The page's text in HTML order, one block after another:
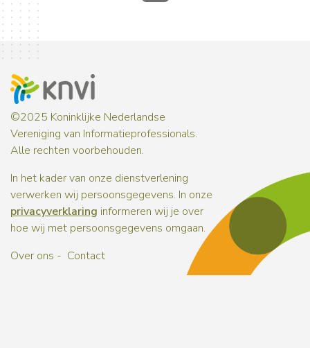
©2025 Koninklijke Nederlandse
Vereniging van Informatieprofessionals.
Alle rechten voorbehouden.
In het kader van onze dienstverlening
verwerken wij persoonsgegevens. In onze
privacyverklaring informeren wij je over
hoe wij met persoonsgegevens omgaan.
Over ons
Contact